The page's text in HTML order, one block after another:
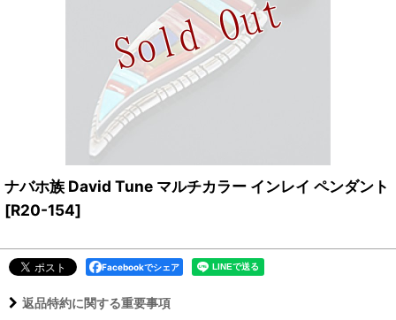
ナバホ族 David Tune マルチカラー インレイ ペンダント
[R20-154]
Facebookでシェア
返品特約に関する重要事項